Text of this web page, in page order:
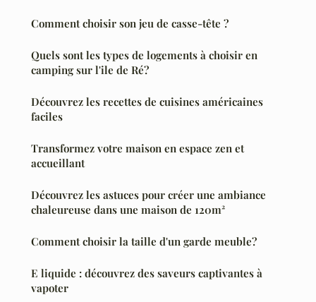
Comment choisir son jeu de casse-tête ?
Quels sont les types de logements à choisir en
camping sur l'ile de Ré?
Découvrez les recettes de cuisines américaines
faciles
Transformez votre maison en espace zen et
accueillant
Découvrez les astuces pour créer une ambiance
chaleureuse dans une maison de 120m²
Comment choisir la taille d'un garde meuble?
E liquide : découvrez des saveurs captivantes à
vapoter